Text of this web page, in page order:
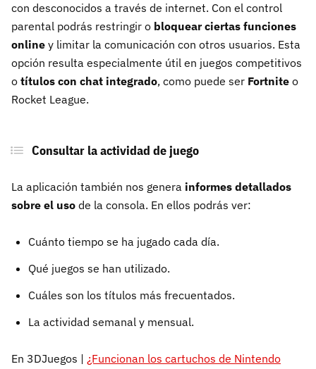
con desconocidos a través de internet. Con el control
parental podrás restringir o bloquear ciertas funciones
online y limitar la comunicación con otros usuarios. Esta
opción resulta especialmente útil en juegos competitivos
o títulos con chat integrado, como puede ser Fortnite o
Rocket League.
Consultar la actividad de juego
La aplicación también nos genera informes detallados
sobre el uso de la consola. En ellos podrás ver:
Cuánto tiempo se ha jugado cada día.
Qué juegos se han utilizado.
Cuáles son los títulos más frecuentados.
La actividad semanal y mensual.
En 3DJuegos | ¿Funcionan los cartuchos de Nintendo